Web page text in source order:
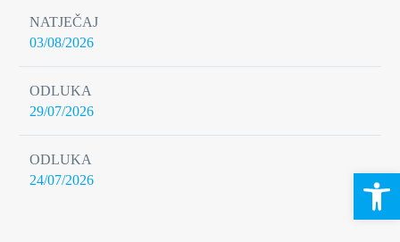
NATJEČAJ
03/08/2026
ODLUKA
29/07/2026
ODLUKA
24/07/2026